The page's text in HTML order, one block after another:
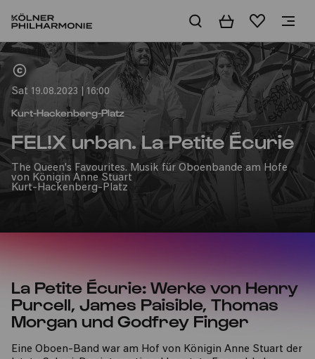
BasketWishlist
Home
Sat 19.08.2023 | 16:00
Kurt-Hackenberg-Platz
FEL!X urban. La Petite Écurie
The Queen's Favourites. Musik für Oboenbande am Hofe
von Königin Anne Stuart
Kurt-Hackenberg-Platz
La Petite Écurie: Werke von Henry
Purcell, James Paisible, Thomas
Morgan und Godfrey Finger
Eine Oboen-Band war am Hof von Königin Anne Stuart der